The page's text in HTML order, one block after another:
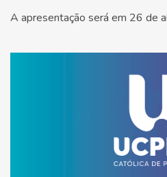
A apresentação será em 26 de